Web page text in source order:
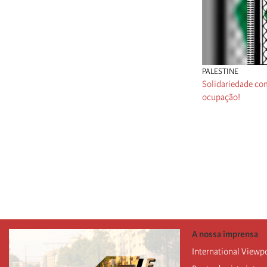
PALESTINE
Solidariedade
ocupação!
A nossa imprensa
International